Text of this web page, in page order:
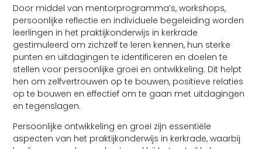
Door middel van mentorprogramma’s, workshops,
persoonlijke reflectie en individuele begeleiding worden
leerlingen in het praktijkonderwijs in kerkrade
gestimuleerd om zichzelf te leren kennen, hun sterke
punten en uitdagingen te identificeren en doelen te
stellen voor persoonlijke groei en ontwikkeling. Dit helpt
hen om zelfvertrouwen op te bouwen, positieve relaties
op te bouwen en effectief om te gaan met uitdagingen
en tegenslagen.
Persoonlijke ontwikkeling en groei zijn essentiële
aspecten van het praktijkonderwijs in kerkrade, waarbij